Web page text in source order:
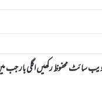
سائٹ محفوظ رکھیں اگلی بار